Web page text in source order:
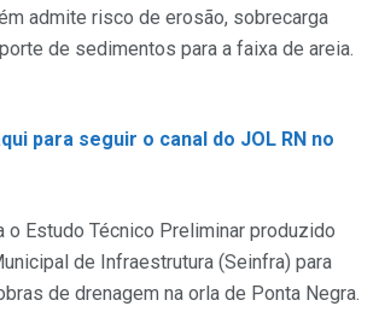
admite risco de erosão, sobrecarga
de sedimentos para a faixa de areia.
para seguir o canal do JOL RN no
o Estudo Técnico Preliminar produzido
de Infraestrutura (Seinfra) para
de drenagem na orla de Ponta Negra.